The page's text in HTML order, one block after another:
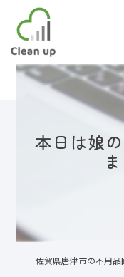
本日は娘